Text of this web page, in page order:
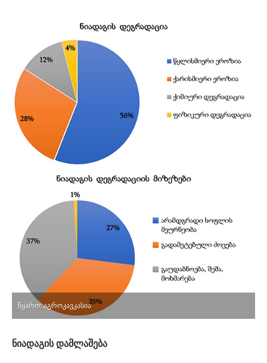
წყარო: აგროკავკასია
ნიადაგის დამლაშება